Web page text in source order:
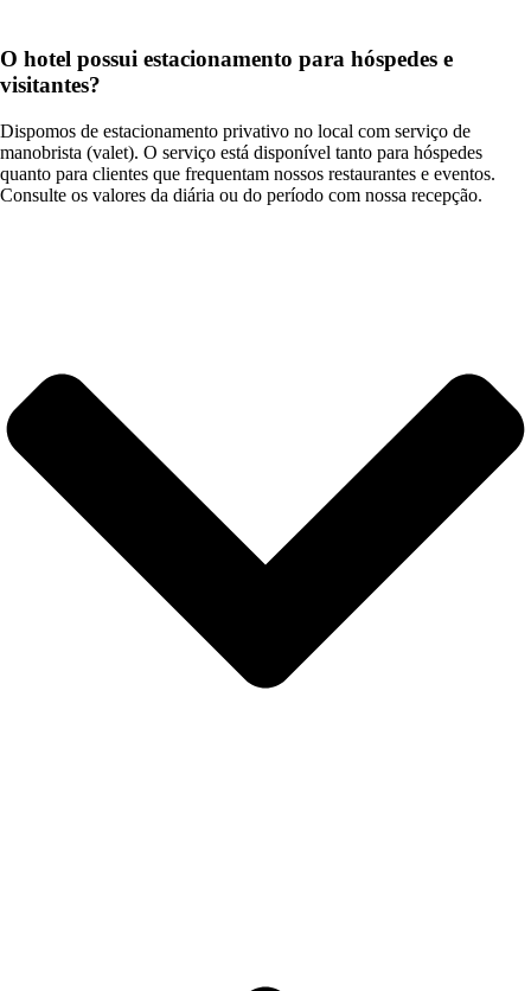
O hotel possui estacionamento para hóspedes e
visitantes?
Dispomos de estacionamento privativo no local com serviço de
manobrista (valet). O serviço está disponível tanto para hóspedes
quanto para clientes que frequentam nossos restaurantes e eventos.
Consulte os valores da diária ou do período com nossa recepção.